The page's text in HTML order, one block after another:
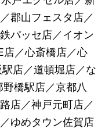
郡山フェスタ店／
パッセ店／イオン
店／心斎橋店／心
店／道頓堀店／な
橋駅店／京都八
店／神戸元町店／
ゆめタウン佐賀店